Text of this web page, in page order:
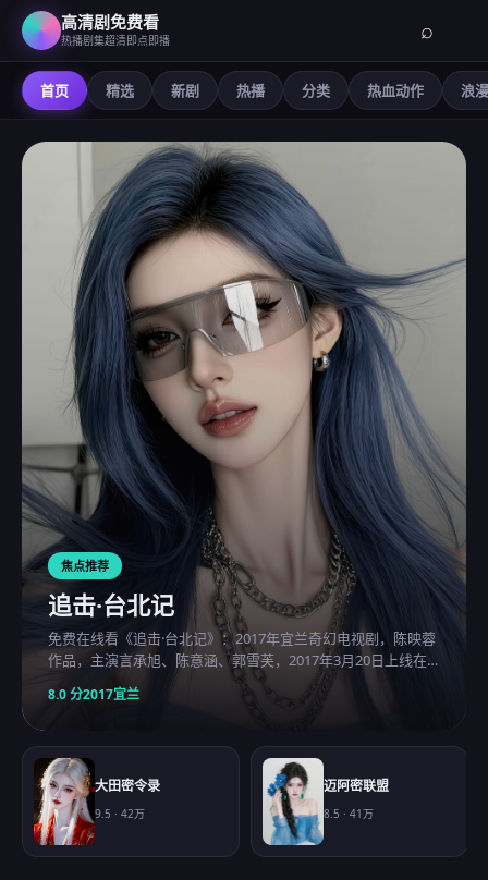
高清剧免费看
热播剧集超清即点即播 ⌕
首页 精选 新剧 热播 分类 热血动作 浪
高清剧免费看-在线观看免费
焦点推荐
追击·台北记
免费在线看《追击·台北记》：2017年宜兰奇幻电视剧，陈映蓉
作品，主演言承旭、陈意涵、郭雪芙，2017年3月20日上线在
线观看免费高清的电视剧。
8.0分2017宜兰
大田密令录
9.5 · 42万
迈阿密联盟
8.5 · 41万